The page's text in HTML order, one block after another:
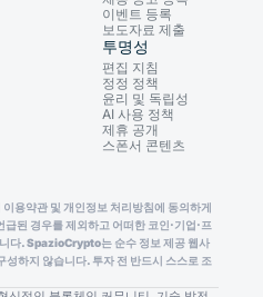
이벤트 등록
보도자료 제출
투명성
편집 지침
정정 정책
윤리 및 독립성
AI 사용 정책
제휴 공개
스폰서 콘텐츠
용약관 및 개인정보 처리방침에 동의하게
된 경우를 제외하고 어떠한 코인·기업·프
다. SpazioCrypto는 순수 정보 제공 웹사
성하지 않습니다. 투자 전 반드시 스스로 조